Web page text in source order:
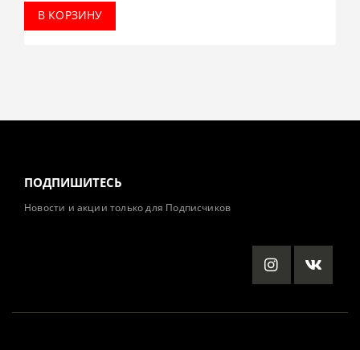
В КОРЗИНУ
ПОДПИШИТЕСЬ
Новости и акции только для Подписчиков